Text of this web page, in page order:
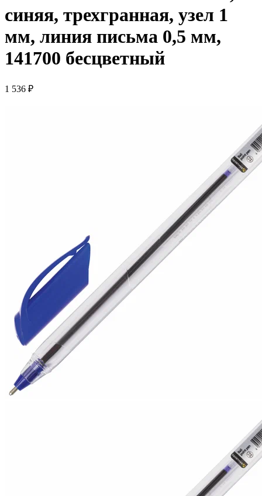
синяя, трехгранная, узел 1
мм, линия письма 0,5 мм,
141700 бесцветный
1 536 ₽